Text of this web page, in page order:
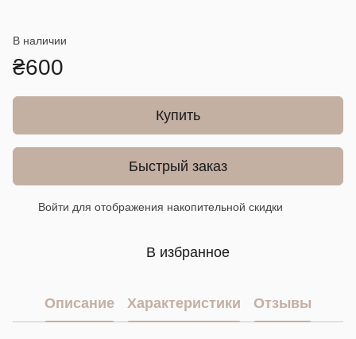
В наличии
₴600
Купить
Быстрый заказ
Войти для отображения накопительной скидки
В избранное
Описание Характеристики Отзывы